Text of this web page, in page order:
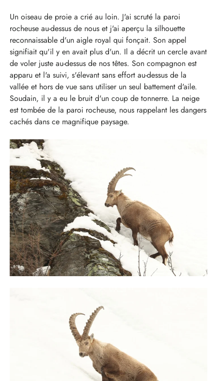
Un oiseau de proie a crié au loin. J'ai scruté la paroi
rocheuse au-dessus de nous et j'ai aperçu la silhouette
reconnaissable d'un aigle royal qui fonçait. Son appel
signifiait qu'il y en avait plus d'un. Il a décrit un cercle avant
de voler juste au-dessus de nos têtes. Son compagnon est
apparu et l'a suivi, s'élevant sans effort au-dessus de la
vallée et hors de vue sans utiliser un seul battement d'aile.
Soudain, il y a eu le bruit d'un coup de tonnerre. La neige
est tombée de la paroi rocheuse, nous rappelant les dangers
cachés dans ce magnifique paysage.